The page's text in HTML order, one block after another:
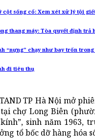
cột sống cổ: Xem xét xử lý tội
thang máy: Tòa quyết định trả
“nựng” chạy như bay trốn
đi tiêu thụ
TP Hà Nội mở
chợ Long Biên
sinh năm 1963,
tổ bốc dỡ hàng hóa